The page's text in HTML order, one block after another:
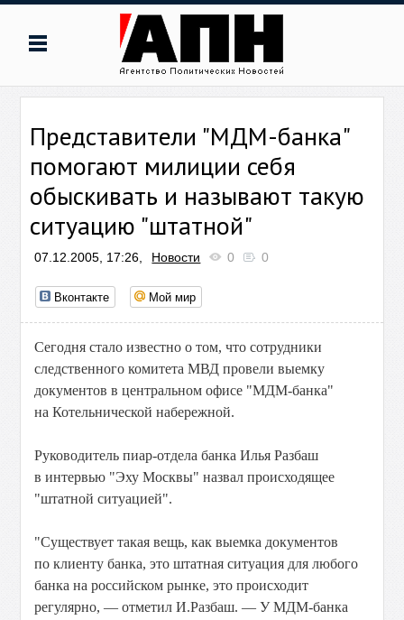
Представители "МДМ-банка"
помогают милиции себя
обыскивать и называют такую
ситуацию "штатной"
07.12.2005, 17:26, Новости 0 0
Вконтакте Мой мир
Сегодня стало известно о том, что сотрудники
следственного комитета МВД провели выемку
документов в центральном офисе "МДМ-банка"
на Котельнической набережной.
Руководитель пиар-отдела банка Илья Разбаш
в интервью "Эху Москвы" назвал происходящее
"штатной ситуацией".
"Существует такая вещь, как выемка документов
по клиенту банка, это штатная ситуация для любого
банка на российском рынке, это происходит
регулярно, — отметил И.Разбаш. — У МДМ-банка